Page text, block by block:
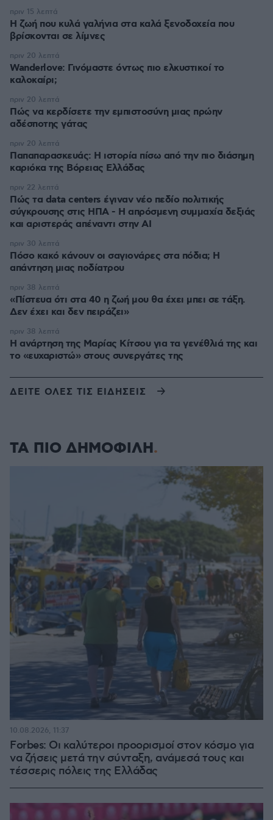
Η ζωή που κυλά γαλήνια στα καλά ξενοδοχεία που
βρίσκονται σε λίμνες
πριν 15 λεπτά
Wanderlove: Γινόμαστε όντως πιο ελκυστικοί το
καλοκαίρι;
πριν 20 λεπτά
Πώς να κερδίσετε την εμπιστοσύνη μιας πρώην
αδέσποτης γάτας
πριν 20 λεπτά
Παπαπαρασκευάς: Η ιστορία πίσω από την πιο διάσημη
καριόκα της Βόρειας Ελλάδας
πριν 20 λεπτά
Πώς τα data centers έγιναν νέο πεδίο πολιτικής
σύγκρουσης στις ΗΠΑ - Η απρόσμενη συμμαχία δεξιάς
και αριστεράς απέναντι στην AI
πριν 22 λεπτά
Πόσο κακό κάνουν οι σαγιονάρες στα πόδια; Η
απάντηση μιας ποδίατρου
πριν 30 λεπτά
«Πίστευα ότι στα 40 η ζωή μου θα έχει μπει σε τάξη.
Δεν έχει και δεν πειράζει»
πριν 38 λεπτά
Η ανάρτηση της Μαρίας Κίτσου για τα γενέθλιά της και
το «ευχαριστώ» στους συνεργάτες της
πριν 38 λεπτά
ΔΕΙΤΕ ΟΛΕΣ ΤΙΣ ΕΙΔΗΣΕΙΣ
ΤΑ ΠΙΟ ΔΗΜΟΦΙΛΗ
Forbes: Οι καλύτεροι προορισμοί στον κόσμο για
να ζήσεις μετά την σύνταξη, ανάμεσά τους και
τέσσερις πόλεις της Ελλάδας
10.08.2026, 11:37